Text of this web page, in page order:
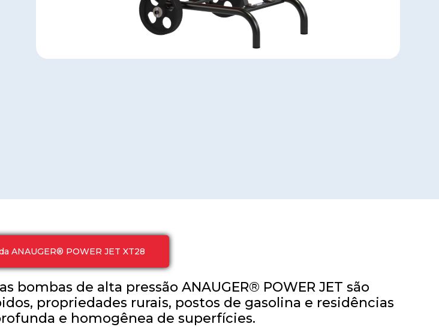
ANAUGER® POWER JET XT28
de alta pressão ANAUGER® POWER JET são
propriedades rurais, postos de gasolina e residências
e homogênea de superfícies.